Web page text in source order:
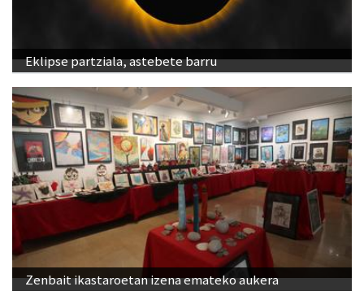
Eklipse partziala, astebete barru
Zenbait ikastaroetan izena emateko aukera